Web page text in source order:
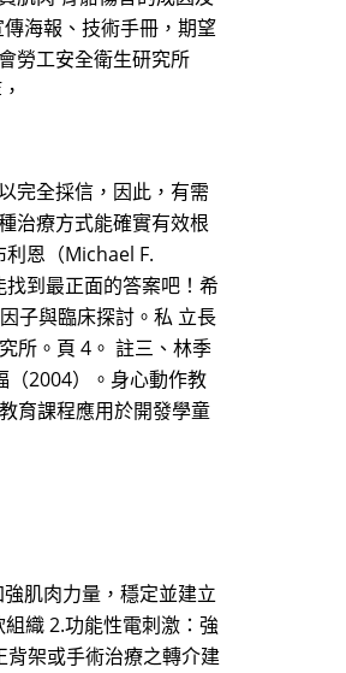
海報、技術手冊，期望
勞工安全衛生研究所
完全採信，因此，有需
治療方式能確實有效根
恩（Michael F.
到最正面的答案吧！希
子與臨床探討。私 立長
所。頁 4。 註三、林季
（2004）。身心動作教
育課程應用於開發學童
肌肉力量，穩定並建立
織 2.功能性電刺激：強
架或手術治療之轉介建